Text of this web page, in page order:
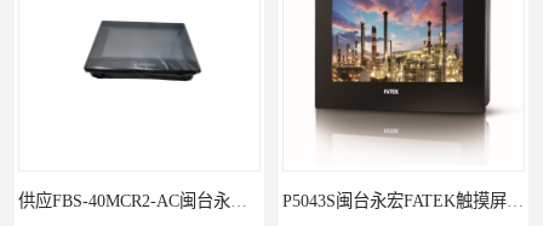
供应FBS-40MCR2-AC闽台永宏FATEKPLC P5043S闽台永宏FATEK触摸屏华南区总代理